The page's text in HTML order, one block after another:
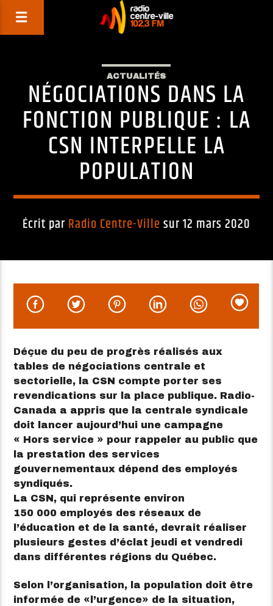
ACTUALITÉS
NÉGOCIATIONS DANS LA
FONCTION PUBLIQUE : LA
CSN INTERPELLE LA
POPULATION
Écrit par Radio Centre-Villesur 12 mars 2020
Déçue du peu de progrès réalisés aux
tables de négociations centrale et
sectorielle, la CSN compte porter ses
revendications sur la place publique. Radio-
Canada a appris que la centrale syndicale
doit lancer aujourd’hui une campagne
« Hors service » pour rappeler au public que
la prestation des services
gouvernementaux dépend des employés
syndiqués.
La CSN, qui représente environ
150 000 employés des réseaux de
l’éducation et de la santé, devrait réaliser
plusieurs gestes d’éclat jeudi et vendredi
dans différentes régions du Québec.
Selon l’organisation, la population doit être
informée de
l’urgence
de la situation,